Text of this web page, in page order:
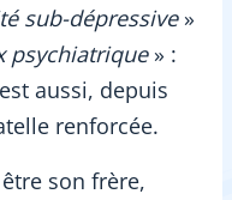
sub-dépressive»
psychiatrique » :
aussi, depuis
renforcée.
son frère,